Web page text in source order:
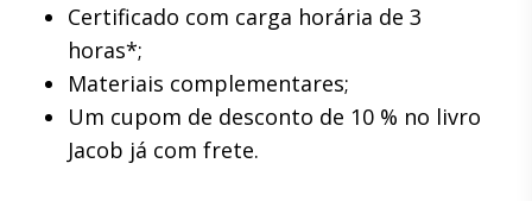
Certificado com carga horária de 3
horas*;
Materiais complementares;
Um cupom de desconto de 10 % no livro
Jacob já com frete.